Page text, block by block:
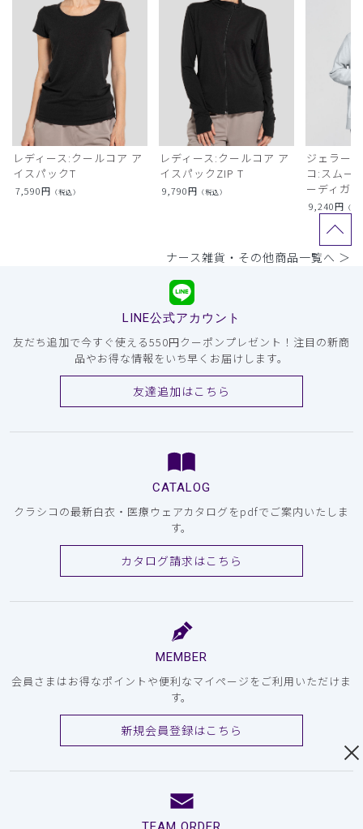
レディース:クールコア ア
イスパックT
7,590円 （税込）
レディース:クールコア ア
イスパックZIP T
9,790円 （税込）
ジェラー
コ:スムー
ーディガン
9,240円 （税
ナース雑貨・その他商品一覧へ ＞
LINE公式アカウント
友だち追加で今すぐ使える550円クーポンプレゼント！注目の新商
品やお得な情報をいち早くお届けします。
友達追加はこちら
CATALOG
クラシコの最新白衣・医療ウェアカタログをpdfでご案内いたしま
す。
カタログ請求はこちら
MEMBER
会員さまはお得なポイントや便利なマイページをご利用いただけま
す。
新規会員登録はこちら